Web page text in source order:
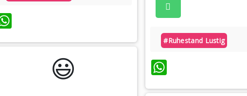
WhatsApp
😃️
#ruhestand Lustig